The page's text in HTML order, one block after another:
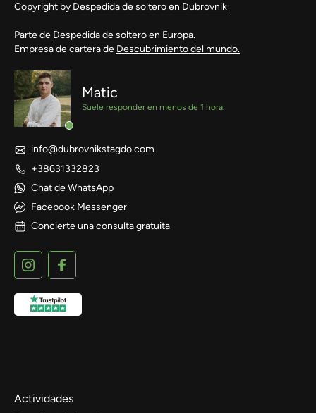
Copyright by Despedida de soltero en Dubrovnik
Parte de Despedida de soltero en Europa.
Empresa de cartera de Descubrimiento del mundo.
Matic
Suele responder en menos de 1 hora.
info@dubrovnikstagdo.com
+38631332823
Chat de WhatsApp
Facebook Messenger
Concierte una consulta gratuita
Actividades